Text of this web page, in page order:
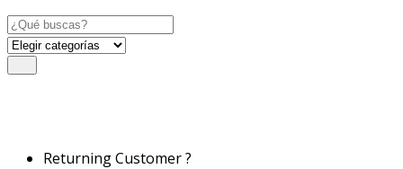
Search
for:
Returning Customer ?